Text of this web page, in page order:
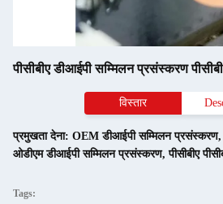
पीसीबीए डीआईपी सम्मिलन प्रसंस्करण
विस्तार
प्रमुखता देना: OEM डीआईपी सम्मिलन प्रसंस्करण,
ओडीएम डीआईपी सम्मिलन प्रसंस्करण,पीसीबीए
Tags: